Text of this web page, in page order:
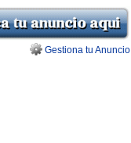
Gestiona tu Anuncio